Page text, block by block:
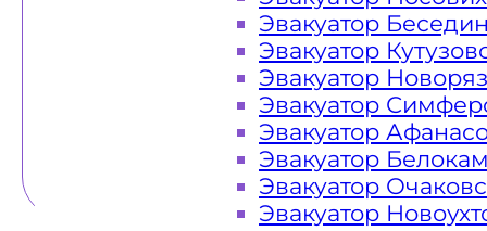
Эвакуатор
Эвакуатор
Эвакуатор
Эвакуатор
Эвакуатор
Эвакуатор
Эвакуатор
Эвакуатор